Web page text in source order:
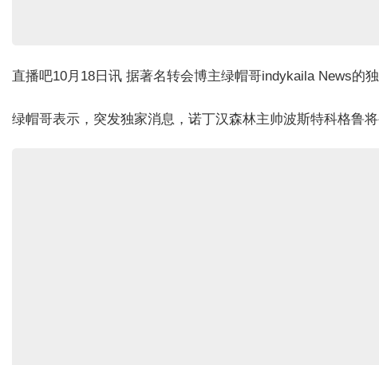
直播吧10月18日讯 据著名转会博主绿帽哥indykaila News的
绿帽哥表示，突发独家消息，诺丁汉森林主帅波斯特科格鲁